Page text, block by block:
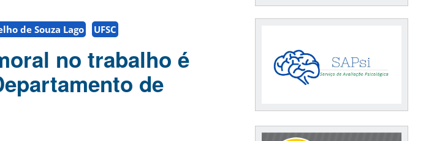
de Souza Lago UFSC
no trabalho é
de